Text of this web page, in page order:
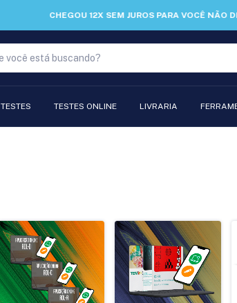
CHEGOU 12X SEM JUROS PARA VOCÊ NÃO
TESTES TESTES ONLINE LIVRARIA